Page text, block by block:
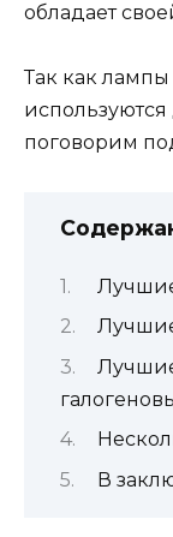
обладает
Так как
поговорим
В